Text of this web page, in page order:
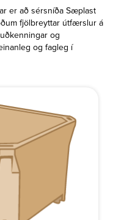
er að sérsníða Sæplast
fjölbreyttar útfærslur á
og
og fagleg í